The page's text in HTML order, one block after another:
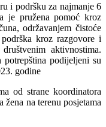
i podršku za najmanje 6
je pružena pomoć kroz
održavanjem čistoće
kroz razgovore i
aktivnostima.
podijeljeni su
godine
od strane koordinatora
žena na terenu posjetama